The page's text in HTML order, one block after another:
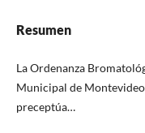
Resumen
La Ordenanza
Municipal de
preceptúa…